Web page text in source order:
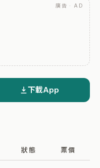
廣告 · AD
下載App
狀態 票價